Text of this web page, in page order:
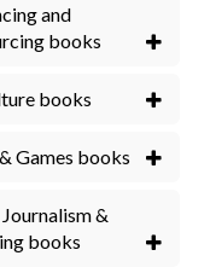
and
books
books
Games books
&
books